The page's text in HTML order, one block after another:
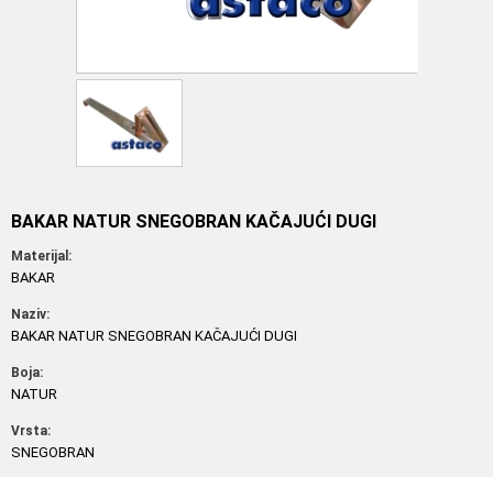
BAKAR NATUR SNEGOBRAN KAČAJUĆI DUGI
Materijal:
BAKAR
Naziv:
BAKAR NATUR SNEGOBRAN KAČAJUĆI DUGI
Boja:
NATUR
Vrsta:
SNEGOBRAN